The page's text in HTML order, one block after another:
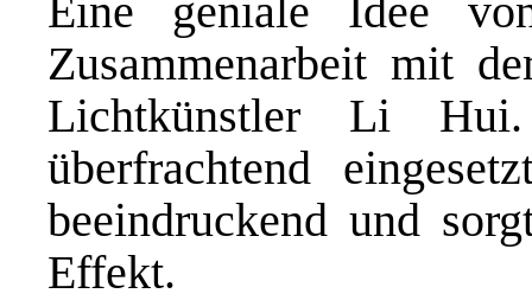
Eine geniale Idee
Zusammenarbeit mit
Lichtkünstler Li
überfrachtend
beeindruckend und
Effekt.